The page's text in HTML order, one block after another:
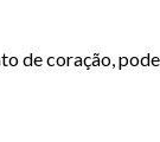
de coração,